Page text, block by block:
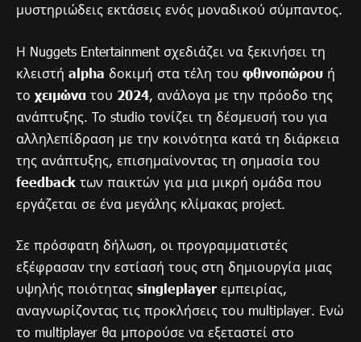
μυστηριώδεις εκτάσεις ενός μοναδικού σύμπαντος.
Η Nuggets Entertainment σχεδιάζει να ξεκινήσει τη
κλειστή alpha δοκιμή στα τέλη του φθινοπώρου ή
το χειμώνα του 2024, ανάλογα με την πρόοδο της
ανάπτυξης. Το studio τονίζει τη δέσμευσή του για
αλληλεπίδραση με την κοινότητα κατά τη διάρκεια
της ανάπτυξης, επισημαίνοντας τη σημασία του
feedback των παικτών για μια μικρή ομάδα που
εργάζεται σε ένα μεγάλης κλίμακας project.
Σε πρόσφατη δήλωση, οι προγραμματιστές
εξέφρασαν την εστίασή τους στη δημιουργία μιας
υψηλής ποιότητας singleplayer εμπειρίας,
αναγνωρίζοντας τις προκλήσεις του multiplayer. Ενώ
το multiplayer θα μπορούσε να εξεταστεί στο